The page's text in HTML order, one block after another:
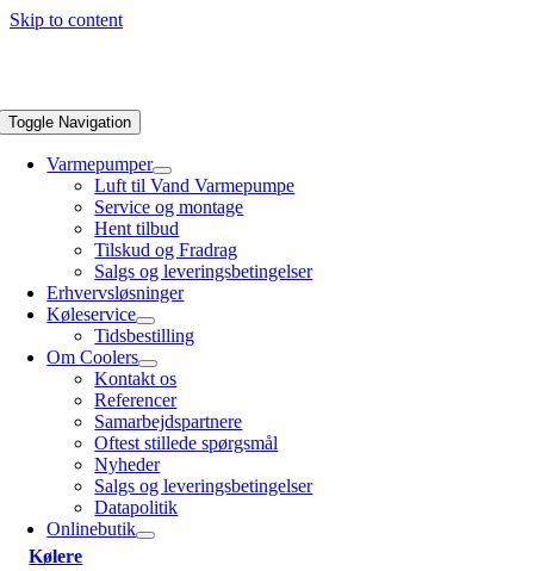
Skip to content
Toggle Navigation
Varmepumper
Luft til Vand Varmepumpe
Service og montage
Hent tilbud
Tilskud og Fradrag
Salgs og leveringsbetingelser
Erhvervsløsninger
Køleservice
Tidsbestilling
Om Coolers
Kontakt os
Referencer
Samarbejdspartnere
Oftest stillede spørgsmål
Nyheder
Salgs og leveringsbetingelser
Datapolitik
Onlinebutik
Kølere